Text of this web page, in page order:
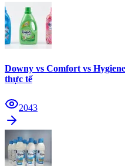
Downy vs Comfort vs
thực tế
2043